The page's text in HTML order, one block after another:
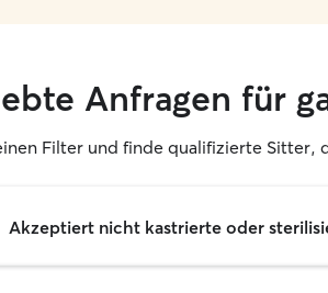
Anfragen für
Filter und finde qualifizierte Sitter,
Akzeptiert nicht kastrierte oder